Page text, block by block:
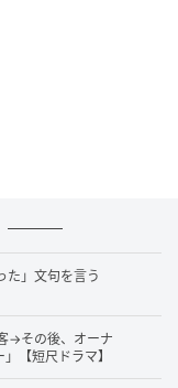
た。同級生・祐
鳴りつけます。
も立っていまし
た」文句を言う
→その後、オーナ
【短尺ドラマ】